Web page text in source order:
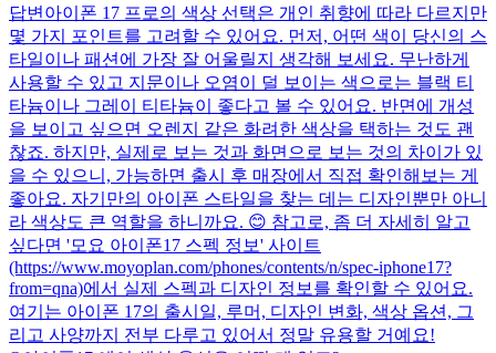
답변 아이폰 17 프로의 색상 선택은 개인 취향에 따라 다르지만
몇 가지 포인트를 고려할 수 있어요. 먼저, 어떤 색이 당신의 스
타일이나 패션에 가장 잘 어울릴지 생각해 보세요. 무난하게
사용할 수 있고 지문이나 오염이 덜 보이는 색으로는 블랙 티
타늄이나 그레이 티타늄이 좋다고 볼 수 있어요. 반면에 개성
을 보이고 싶으면 오렌지 같은 화려한 색상을 택하는 것도 괜
찮죠. 하지만, 실제로 보는 것과 화면으로 보는 것의 차이가 있
을 수 있으니, 가능하면 출시 후 매장에서 직접 확인해보는 게
좋아요. 자기만의 아이폰 스타일을 찾는 데는 디자인뿐만 아니
라 색상도 큰 역할을 하니까요. 😊 참고로, 좀 더 자세히 알고
싶다면 '모요 아이폰17 스펙 정보' 사이트
(https://www.moyoplan.com/phones/contents/n/spec-iphone17?
from=qna)에서 실제 스펙과 디자인 정보를 확인할 수 있어요.
여기는 아이폰 17의 출시일, 루머, 디자인 변화, 색상 옵션, 그
리고 사양까지 전부 다루고 있어서 정말 유용할 거예요!